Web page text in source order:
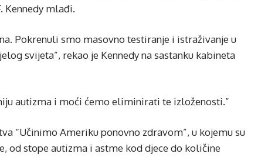
Kennedy mlađi.
Pokrenuli smo masovno testiranje i istraživanje u
svijeta”, rekao je Kennedy na sastanku kabineta
autizma i moći ćemo eliminirati te izloženosti.”
“Učinimo Ameriku ponovno zdravom”, u kojemu su
od stope autizma i astme kod djece do količine